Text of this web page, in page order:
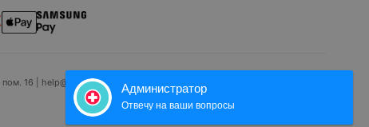
пом. 16 | help@103.by Администратор
Отвечу на ваши вопросы